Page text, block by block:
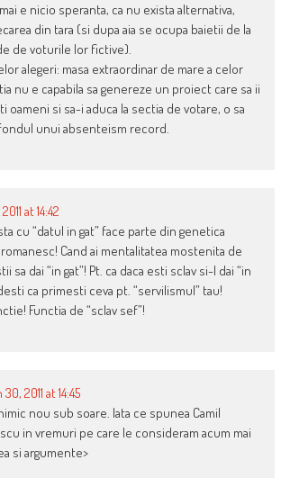
e nicio speranta, ca nu exista alternativa,
din tara (si dupa aia se ocupa baietii de la
de voturile lor fictive).
alegeri: masa extraordinar de mare a celor
nu e capabila sa genereze un proiect care sa ii
oameni si sa-i aduca la sectia de votare, o sa
unui absenteism record.
at 14:42
cu “datul in gat” face parte din genetica
Cand ai mentalitatea mostenita de
sa dai “in gat”! Pt. ca daca esti sclav si-l dai “in
ca primesti ceva pt. “servilismul” tau!
Functia de “sclav sef”!
2011 at 14:45
nou sub soare. Iata ce spunea Camil
in vremuri pe care le consideram acum mai
si argumente>